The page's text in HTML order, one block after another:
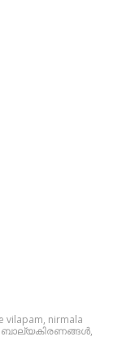
vilapam, nirmala
ബാല്യകിരണങ്ങള്‍,